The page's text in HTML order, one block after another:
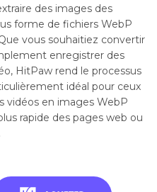
des images des
forme de fichiers WebP
vous souhaitiez convertir
enregistrer des
HitPaw rend le processus
idéal pour ceux
vidéos en images WebP
rapide des pages web ou